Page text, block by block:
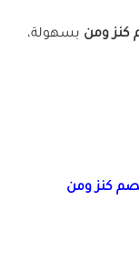
كنز ومن بسهولة،
كنز ومن